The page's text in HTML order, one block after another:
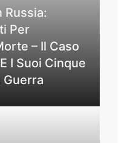
Russia:
Per
– Il Caso
I Suoi Cinque
Guerra